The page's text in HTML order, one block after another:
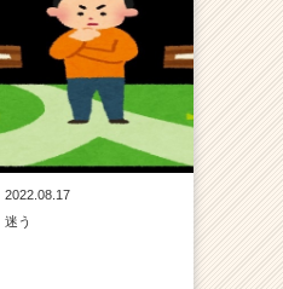
2022.08.17
迷う